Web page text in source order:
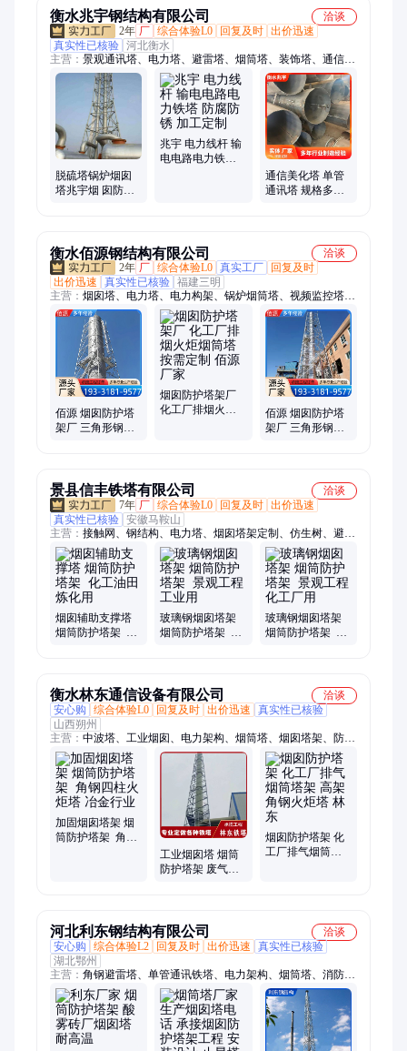
衡水兆宇钢结构有限公司
洽谈
2年 厂 综合体验L0 回复及时 出价迅速
真实性已核验 河北衡水
主营： 景观通讯塔、电力塔、避雷塔、烟筒塔、装饰塔、通信
塔、通讯塔、角钢塔、电视塔、电力杆、单管塔、微波塔、消防
训练塔、铁塔、钢管塔、瞭望塔、了望塔、监控塔
脱硫塔锅炉烟囱
塔兆宇烟 囱防晃
兆宇 电力线杆 输
电电路电力铁塔
通信美化塔 单管
通讯塔 规格多样
衡水佰源钢结构有限公司
洽谈
2年 厂 综合体验L0 真实工厂
回复及时
出价迅速
真实性已核验 福建三明
主营： 烟囱塔、电力塔、电力构架、锅炉烟筒塔、视频监控塔
架、圆钢避雷塔架、四角避雷塔架、电力铁塔、防火监控塔、高
压架线塔、烟囱保护架、电力角钢塔、森林防火瞭望塔、电力工
程架线塔
佰源 烟囱防护塔
架厂 三角形钢管
烟囱防护塔架厂
化工厂排烟火炬
佰源 烟囱防护塔
架厂 三角形钢管
景县信丰铁塔有限公司
洽谈
7年 厂 综合体验L0 回复及时 出价迅速
真实性已核验 安徽马鞍山
主营： 接触网、钢结构、电力塔、烟囱塔架定制、仿生树、避雷
塔、电视塔、路灯杆、测风塔、仿生塔、避雷针、微波塔、装饰
塔、增高架、观光塔、输电线、防雷塔、监控塔、广播塔、屋顶
塔、独管塔、发射塔、高杆灯、单管塔、铁路站、训练塔
烟囱辅助支撑塔
烟筒防护塔架 化
玻璃钢烟囱塔架
烟筒防护塔架 景
玻璃钢烟囱塔架
烟筒防护塔架 景
衡水林东通信设备有限公司
洽谈
安心购
综合体验L0 回复及时 出价迅速
真实性已核验
山西朔州
主营： 中波塔、工业烟囱、电力架构、烟筒塔、烟囱塔架、防火
瞭望塔、四角避雷塔、不锈钢烟囱塔、防火监控铁塔、输线电力
角钢塔
加固烟囱塔架 烟
筒防护塔架 角钢
工业烟囱塔 烟筒
防护塔架 废气排
烟囱防护塔架 化
工厂排气烟筒塔
河北利东钢结构有限公司
洽谈
安心购
综合体验L2 回复及时 出价迅速
真实性已核验
湖北鄂州
主营： 角钢避雷塔、单管通讯铁塔、电力架构、烟筒塔、消防训
练塔、铁路货站灯塔、瞭望塔、避雷塔、雷达塔、监控塔、烟囱
塔、单管塔